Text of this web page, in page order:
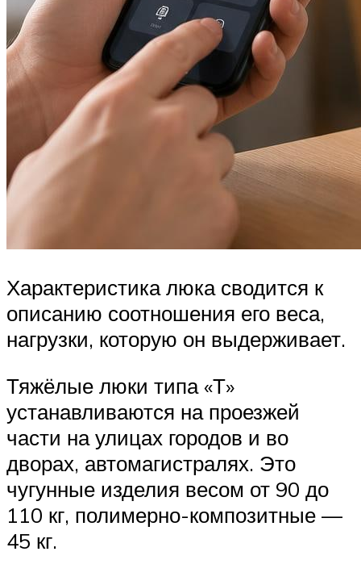
Характеристика люка сводится к
описанию соотношения его веса,
нагрузки, которую он выдерживает.
Тяжёлые люки типа «Т»
устанавливаются на проезжей
части на улицах городов и во
дворах, автомагистралях. Это
чугунные изделия весом от 90 до
110 кг, полимерно-композитные —
45 кг.